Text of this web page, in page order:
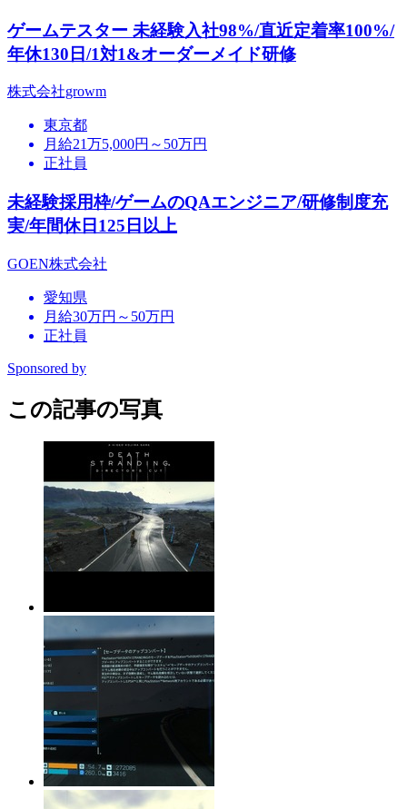
ゲームテスター 未経験入社98%/直近定着率100%/
年休130日/1対1&オーダーメイド研修
株式会社growm
東京都
月給21万5,000円～50万円
正社員
未経験採用枠/ゲームのQAエンジニア/研修制度充
実/年間休日125日以上
GOEN株式会社
愛知県
月給30万円～50万円
正社員
Sponsored by
この記事の写真